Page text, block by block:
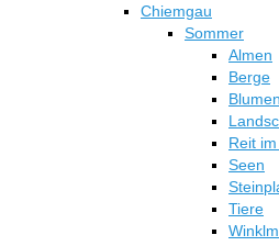
Chiemgau
Sommer
Almen
Berge
Blumen
Reit
Seen
Tiere